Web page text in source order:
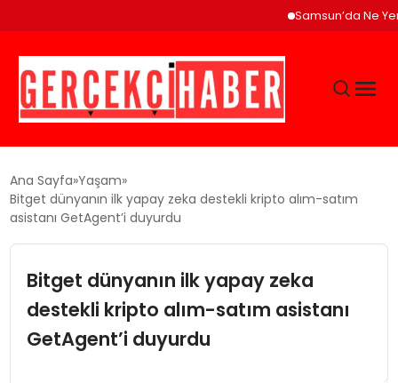
Samsun’da Ne Yenir?
GÜNCEL
EĞITIM
EKONOMI
MAGAZIN
Ana Sayfa Yaşam
Bitget dünyanın ilk yapay zeka destekli kripto alım-satım
asistanı GetAgent’i duyurdu
Bitget dünyanın ilk yapay zeka
destekli kripto alım-satım asistanı
GetAgent’i duyurdu